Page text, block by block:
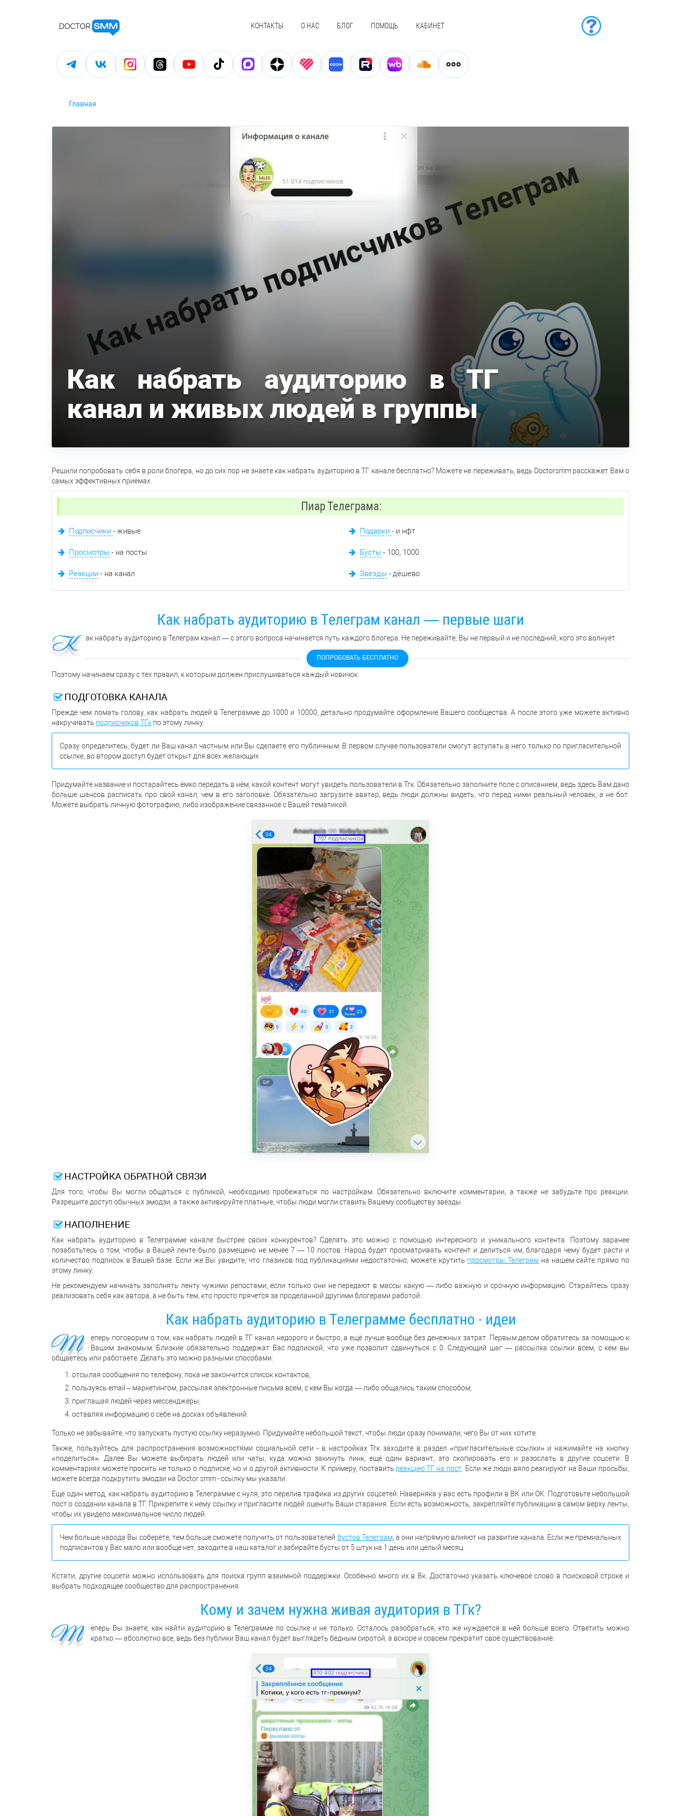
КОНТАКТЫ О НАС БЛОГ ПОМОЩЬ КАБИНЕТ
Главная
Как набрать аудиторию в ТГ
канал и живых людей в группы
Решили попробовать себя в роли блогера, но до сих пор не знаете как набрать аудиторию в ТГ канале бесплатно? Можете не переживать, ведь Doctorsmm расскажет Вам о
самых эффективных приёмах.
Пиар Телеграма:
Подписчики - живые
Просмотры - на посты
Реакции - на канал
Подарки - и нфт
Бусты - 100, 1000
Звёзды - дёшево
Как набрать аудиторию в Телеграм канал — первые шаги
К ак набрать аудиторию в Телеграм канал — с этого вопроса начинается путь каждого блогера. Не переживайте, Вы не первый и не последний, кого это волнует.
ПОПРОБОВАТЬ БЕСПЛАТНО
Поэтому начинаем сразу с тех правил, к которым должен прислушиваться каждый новичок.
ПОДГОТОВКА КАНАЛА
Прежде чем ломать голову, как набрать людей в Телеграмме до 1000 и 10000, детально продумайте оформление Вашего сообщества. А после этого уже можете активно
накручивать подписчиков ТГк по этому линку.
Сразу определитесь, будет ли Ваш канал частным или Вы сделаете его публичным. В первом случае пользователи смогут вступать в него только по пригласительной
ссылке, во втором доступ будет открыт для всех желающих.
Придумайте название и постарайтесь ёмко передать в нём, какой контент могут увидеть пользователи в Тгк. Обязательно заполните поле с описанием, ведь здесь Вам дано
больше шансов расписать про свой канал, чем в его заголовке. Обязательно загрузите аватар, ведь люди должны видеть, что перед ними реальный человек, а не бот.
Можете выбрать личную фотографию, либо изображение связанное с Вашей тематикой.
НАСТРОЙКА ОБРАТНОЙ СВЯЗИ
Для того, чтобы Вы могли общаться с публикой, необходимо пробежаться по настройкам. Обязательно включите комментарии, а также не забудьте про реакции.
Разрешите доступ обычных эмодзи, а также активируйте платные, чтобы люди могли ставить Вашему сообществу звёзды.
НАПОЛНЕНИЕ
Как набрать аудиторию в Телеграмме канале быстрее своих конкурентов? Сделать это можно с помощью интересного и уникального контента. Поэтому заранее
позаботьтесь о том, чтобы в Вашей ленте было размещено не менее 7 — 10 постов. Народ будет просматривать контент и делиться им, благодаря чему будет расти и
количество подписок в Вашей базе. Если же Вы увидите, что глазиков под публикациями недостаточно, можете крутить просмотры Телеграм на нашем сайте прямо по
этому линку.
Не рекомендуем начинать заполнять ленту чужими репостами, если только они не передают в массы какую — либо важную и срочную информацию. Старайтесь сразу
реализовать себя как автора, а не быть тем, кто просто прячется за проделанной другими блогерами работой.
Как набрать аудиторию в Телеграмме бесплатно - идеи
Т
еперь поговорим о том, как набрать людей в ТГ канал недорого и быстро, а ещё лучше вообще без денежных затрат. Первым делом обратитесь за помощью к
Вашим знакомым. Близкие обязательно поддержат Вас подпиской, что уже позволит сдвинуться с 0. Следующий шаг — рассылка ссылки всем, с кем вы
общаетесь или работаете. Делать это можно разными способами:
отсылая сообщения по телефону, пока не закончится список контактов;
пользуясь email – маркетингом, рассылая электронные письма всем, с кем Вы когда — либо общались таким способом;
приглашая людей через мессенджеры;
оставляя информацию о себе на досках объявлений.
Только не забывайте, что запускать пустую ссылку неразумно. Придумайте небольшой текст, чтобы люди сразу понимали, чего Вы от них хотите.
Также, пользуйтесь для распространения возможностями социальной сети - в настройках Тгк заходите в раздел «пригласительные ссылки» и нажимайте на кнопку
«поделиться». Далее Вы можете выбирать людей или чаты, куда можно закинуть линк, ещё один вариант, это скопировать его и разослать в другие соцсети. В
комментариях можете просить не только о подписке, но и о другой активности. К примеру, поставить реакцию ТГ на пост . Если же люди вяло реагируют на Ваши просьбы,
можете всегда подкрутить эмодзи на Doctor smm - ссылку мы указали.
Ещё один метод, как набрать аудиторию в Телеграмме с нуля, это перелив трафика из других соцсетей. Наверняка у вас есть профили в ВК или ОК. Подготовьте небольшой
пост о создании канала в ТГ. Прикрепите к нему ссылку и пригласите людей оценить Ваши старания. Если есть возможность, закрепляйте публикации в самом верху ленты,
чтобы их увидело максимальное число людей.
Чем больше народа Вы соберёте, тем больше сможете получить от пользователей бустов Телеграм, а они напрямую влияют на развитие канала. Если же премиальных
подписантов у Вас мало или вообще нет, заходите в наш каталог и забирайте бусты от 5 штук на 1 день или целый месяц.
Кстати, другие соцсети можно использовать для поиска групп взаимной поддержки. Особенно много их в Вк. Достаточно указать ключевое слово в поисковой строке и
выбрать подходящее сообщество для распространения.
Кому и зачем нужна живая аудитория в ТГк?
Т
еперь Вы знаете, как найти аудиторию в Телеграмме по ссылке и не только. Осталось разобраться, кто же нуждается в ней больше всего. Ответить можно
кратко — абсолютно все, ведь без публики Ваш канал будет выглядеть бедным сиротой, а вскоре и совсем прекратит своё существование.